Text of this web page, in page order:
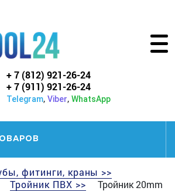
+ 7 (812) 921-26-24
+ 7 (911) 921-26-24
Telegram, Viber, WhatsApp
фитинги, краны >>
Тройник ПВХ >> Тройник 20mm